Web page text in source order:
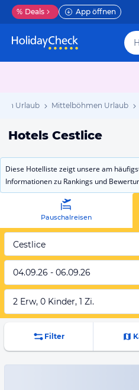
% Deals App öffnen
Urlaub Mittelböhmen Urlaub
Hotels Cestlice
Diese Hotelliste zeigt unsere am
Informationen zu Rankings und
Pauschalreisen
Cestlice
04.09.26 - 06.09.26
2 Erw, 0 Kinder, 1 Zi.
Filter